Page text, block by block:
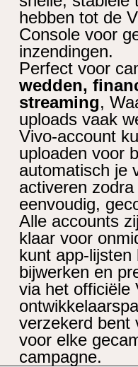
hebben tot de
Console voor
inzendingen.
Perfect voor
wedden,
streaming,
uploads vaak
Vivo-account
uploaden voor
automatisch je
activeren
eenvoudig,
Alle accounts
klaar voor
kunt app-lijsten
bijwerken en
via het officiële
verzekerd bent
voor elke
campagne.